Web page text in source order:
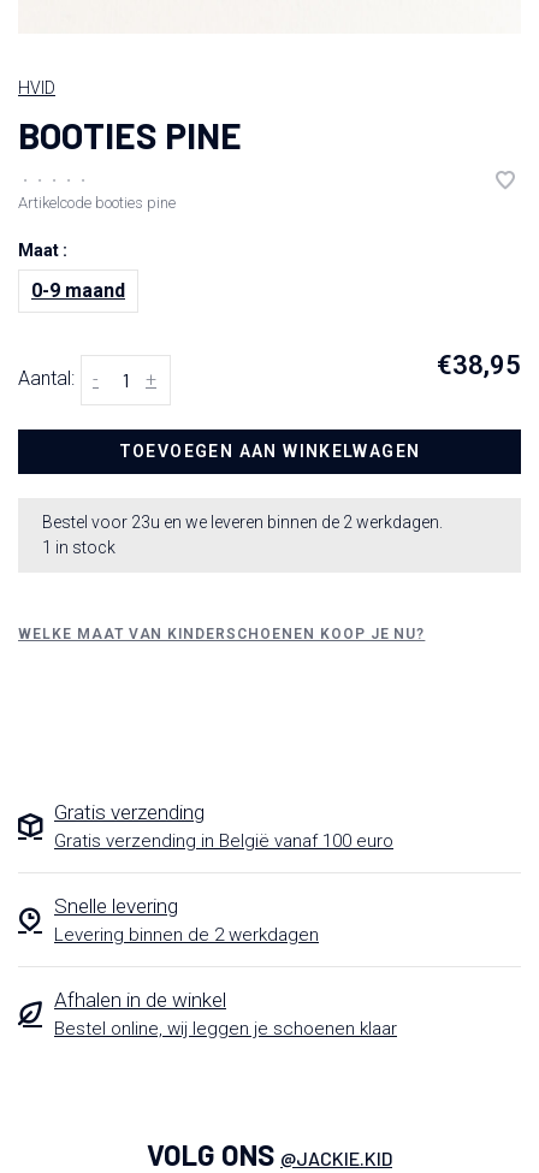
HVID
BOOTIES PINE
• • • •
•
Artikelcode booties pine
Maat :
0-9 maand
Aantal: +
- €38,95
TOEVOEGEN AAN WINKELWAGEN
Bestel voor 23u en we leveren binnen de 2 werkdagen.
1 in stock
WELKE MAAT VAN KINDERSCHOENEN KOOP JE NU?
Gratis verzending
Gratis verzending in België vanaf 100 euro
Snelle levering
Levering binnen de 2 werkdagen
Afhalen in de winkel
Bestel online, wij leggen je schoenen klaar
VOLG ONS @JACKIE.KID